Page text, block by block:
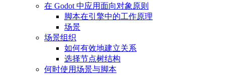
在 Godot 中应用面向对象原则
脚本在引擎中的工作原理
场景
场景组织
如何有效地建立关系
选择节点树结构
何时使用场景与脚本